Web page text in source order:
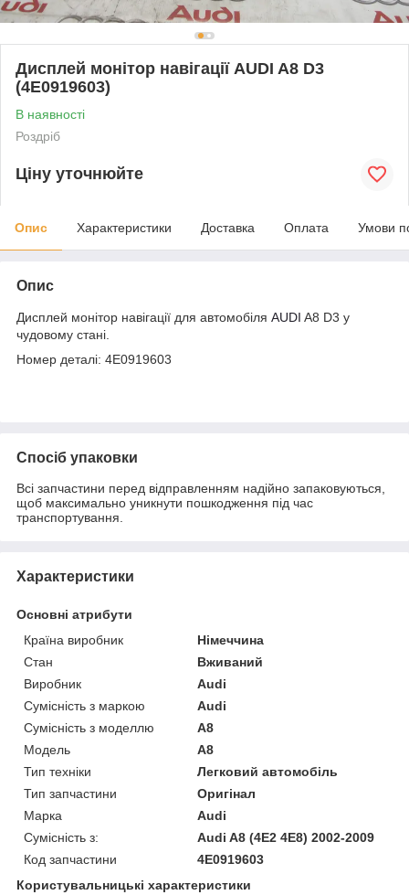
Дисплей монітор навігації AUDI A8 D3
(4E0919603)
В наявності
Роздріб
Ціну уточнюйте
Опис Характеристики Доставка Оплата Умови
Опис
Дисплей монітор навігації для автомобіля AUDI A8 D3 у
чудовому стані.
Номер деталі: 4E0919603
Спосіб упаковки
Всі запчастини перед відправленням надійно запаковуються,
щоб максимально уникнути пошкодження під час
транспортування.
Характеристики
Основні атрибути
Країна виробник
Німеччина
Стан
Вживаний
Виробник
Audi
Сумісність з маркою
Audi
Сумісність з моделлю
A8
Модель
A8
Тип техніки
Легковий автомобіль
Тип запчастини
Оригінал
Марка
Audi
Сумісність з:
Audi A8 (4E2 4E8) 2002-2009
Код запчастини
4E0919603
Користувальницькі характеристики